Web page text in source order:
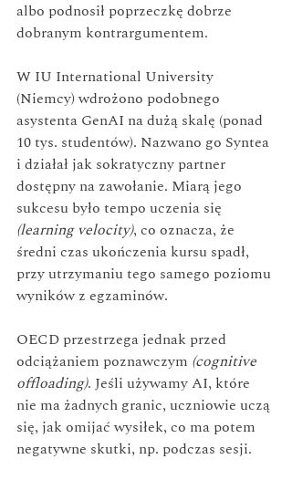
albo podnosił poprzeczkę dobrze
dobranym kontrargumentem.
W IU International University
(Niemcy) wdrożono podobnego
asystenta GenAI na dużą skalę (ponad
10 tys. studentów). Nazwano go Syntea
i działał jak sokratyczny partner
dostępny na zawołanie. Miarą jego
sukcesu było tempo uczenia się
(learning velocity), co oznacza, że
średni czas ukończenia kursu spadł,
przy utrzymaniu tego samego poziomu
wyników z egzaminów.
OECD przestrzega jednak przed
odciążaniem poznawczym (cognitive
offloading). Jeśli używamy AI, które
nie ma żadnych granic, uczniowie uczą
się, jak omijać wysiłek, co ma potem
negatywne skutki, np. podczas sesji.